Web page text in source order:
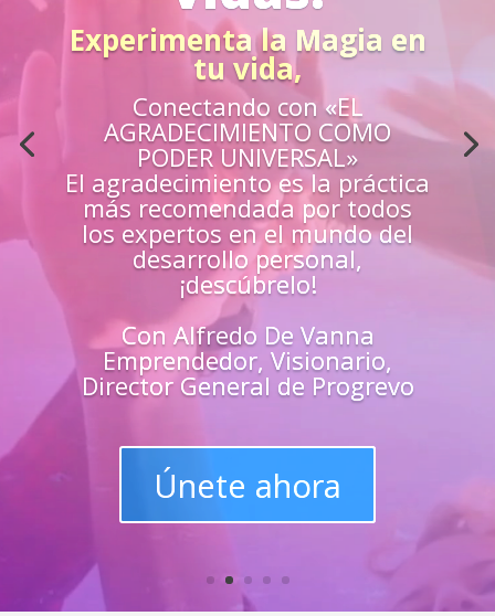
¿Sientes que no estás
preparado para los retos de la
vida?
Aprende«EN VIVO» de los mejores
guías y
maestros y superarte en todas las
áreas de tu vida
Únete y triunfa como un
líder del progreso